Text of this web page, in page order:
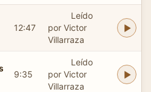
12:47
Leído
por Victor
Villarraza
9:35
Leído
por Victor
Villarraza